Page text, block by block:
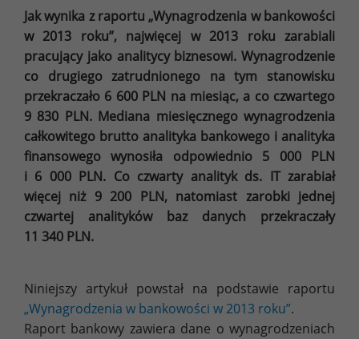
Jak wynika z raportu „Wynagrodzenia w bankowości
w 2013 roku”, najwięcej w 2013 roku zarabiali
pracujący jako analitycy biznesowi. Wynagrodzenie
co drugiego zatrudnionego na tym stanowisku
przekraczało 6 600 PLN na miesiąc, a co czwartego
9 830 PLN. Mediana miesięcznego wynagrodzenia
całkowitego brutto analityka bankowego i analityka
finansowego wynosiła odpowiednio 5 000 PLN
i 6 000 PLN. Co czwarty analityk ds. IT zarabiał
więcej niż 9 200 PLN, natomiast zarobki jednej
czwartej analityków baz danych przekraczały
11 340 PLN.
Niniejszy artykuł powstał na podstawie raportu
„Wynagrodzenia w bankowości w 2013 roku”.
Raport bankowy zawiera dane o wynagrodzeniach